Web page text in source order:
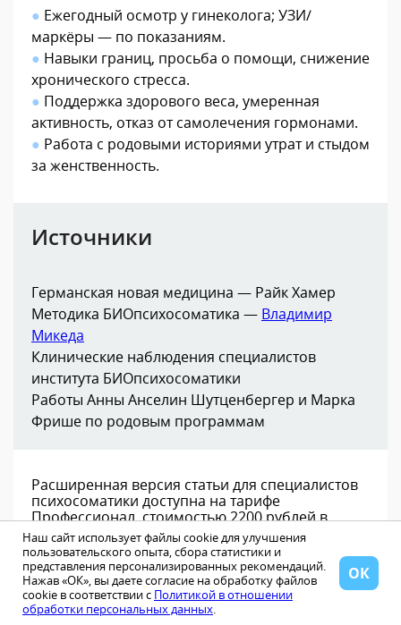
● Ежегодный осмотр у гинеколога; УЗИ/
маркёры — по показаниям.
● Навыки границ, просьба о помощи, снижение
хронического стресса.
● Поддержка здорового веса, умеренная
активность, отказ от самолечения гормонами.
● Работа с родовыми историями утрат и стыдом
за женственность.
Источники
Германская новая медицина — Райк Хамер
Методика БИОпсихосоматика — Владимир
Микеда
Клинические наблюдения специалистов
института БИОпсихосоматики
Работы Анны Анселин Шутценбергер и Марка
Фрише по родовым программам
Расширенная версия статьи для специалистов
психосоматики доступна на тарифе
Профессионал, стоимостью 2200 рублей в
месяц и дополнительно содержит:
- Зародышевый листок и фазу заболевания в
соответствии с теорией Германской новой
медицины
- Биологический смысл заболевания, в виде
описания нарушенной потребности и какую
Наш сайт использует файлы cookie для улучшения
пользовательского опыта, сбора статистики и
представления персонализированных рекомендаций.
Нажав «ОК», вы даете согласие на обработку файлов
cookie в соответствии с Политикой в отношении
обработки персональных данных.
ОК